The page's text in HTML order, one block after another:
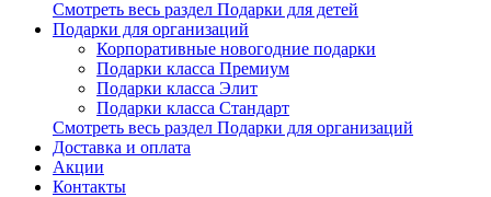
Смотреть весь раздел Подарки для детей
Подарки для организаций
Корпоративные новогодние подарки
Подарки класса Премиум
Подарки класса Элит
Подарки класса Стандарт
Смотреть весь раздел Подарки для организаций
Доставка и оплата
Акции
Контакты